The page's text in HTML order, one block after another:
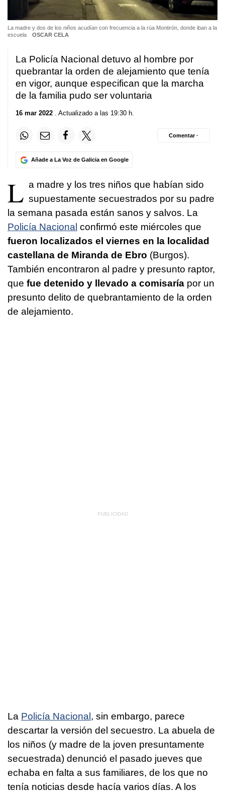
La madre y dos de los niños acudían con frecuencia a la rúa Montirón, donde iban a la
escuela
OSCAR CELA
La Policía Nacional detuvo al hombre por
quebrantar la orden de alejamiento que tenía
en vigor, aunque especifican que la marcha
de la familia pudo ser voluntaria
16 mar 2022 . Actualizado a las 19:30 h.
Añade a La Voz de Galicia en Google
Comentar ·
L a madre y los tres niños que habían sido
supuestamente secuestrados por su padre
la semana pasada están sanos y salvos. La
Policía Nacional confirmó este miércoles que
fueron localizados el viernes en la localidad
castellana de Miranda de Ebro (Burgos).
También encontraron al padre y presunto raptor,
que fue detenido y llevado a comisaría por un
presunto delito de quebrantamiento de la orden
de alejamiento.
La Policía Nacional , sin embargo, parece
descartar la versión del secuestro. La abuela de
los niños (y madre de la joven presuntamente
secuestrada) denunció el pasado jueves que
echaba en falta a sus familiares, de los que no
tenía noticias desde hacía varios días. A los